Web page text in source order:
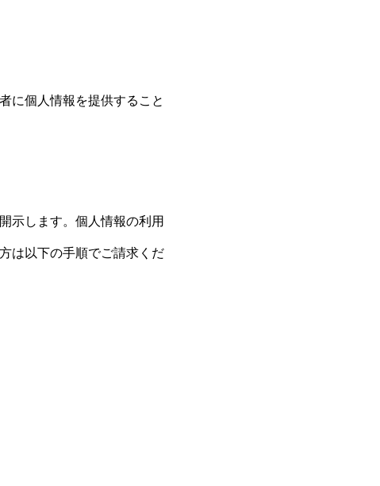
に個人情報を提供すること
示します。個人情報の利用
は以下の手順でご請求くだ